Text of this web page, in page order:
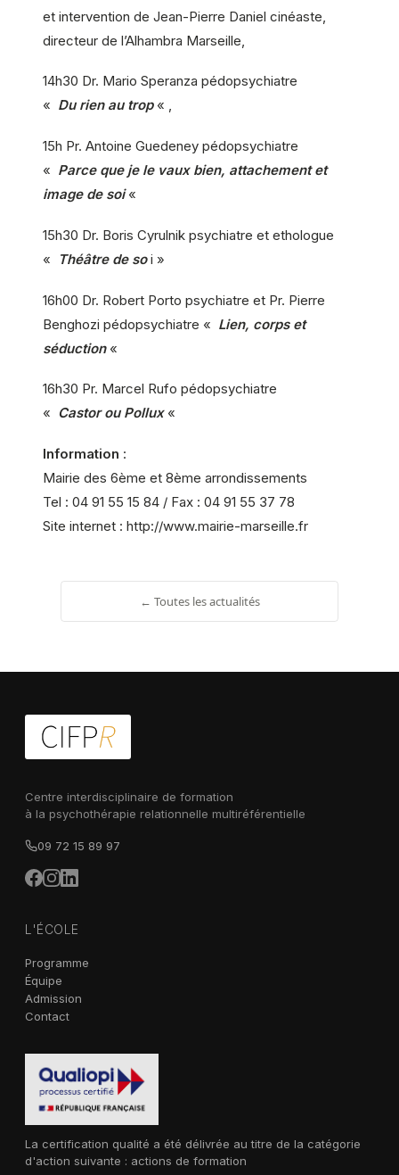
et intervention de Jean-Pierre Daniel cinéaste,
directeur de l’Alhambra Marseille,
14h30 Dr. Mario Speranza pédopsychiatre
« Du rien au trop « ,
15h Pr. Antoine Guedeney pédopsychiatre
« Parce que je le vaux bien, attachement et
image de soi «
15h30 Dr. Boris Cyrulnik psychiatre et ethologue
«
Théâtre de so i »
16h00 Dr. Robert Porto psychiatre et Pr. Pierre
Benghozi pédopsychiatre « Lien, corps et
séduction «
16h30 Pr. Marcel Rufo pédopsychiatre
« Castor ou Pollux «
Information :
Mairie des 6ème et 8ème arrondissements
Tel : 04 91 55 15 84 / Fax : 04 91 55 37 78
Site internet : http://www.mairie-marseille.fr
← Toutes les actualités
Centre interdisciplinaire de formation
à la psychothérapie relationnelle multiréférentielle
09 72 15 89 97
L'ÉCOLE
Programme
Équipe
Admission
Contact
La certification qualité a été délivrée au titre de la catégorie
d'action suivante : actions de formation